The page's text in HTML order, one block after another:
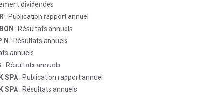
dividendes
: Publication rapport annuel
: Résultats annuels
N : Résultats annuels
annuels
: Résultats annuels
SPA : Publication rapport annuel
SPA : Résultats annuels